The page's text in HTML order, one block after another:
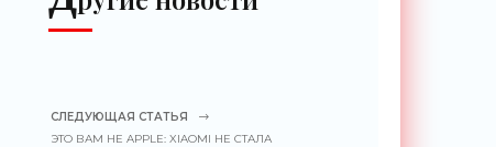
СЛЕДУЮЩАЯ СТАТЬЯ
ЭТО ВАМ НЕ APPLE: XIAOMI НЕ СТАЛА